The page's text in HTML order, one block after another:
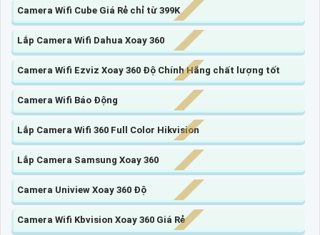
Camera Wifi Cube Giá Rẻ chỉ từ 399K
Lắp Camera Wifi Dahua Xoay 360
Camera Wifi Ezviz Xoay 360 Độ Chính Hãng chất lượng tốt
Camera Wifi Báo Động
Lắp Camera Wifi 360 Full Color Hikvision
Lắp Camera Samsung Xoay 360
Camera Uniview Xoay 360 Độ
Camera Wifi Kbvision Xoay 360 Giá Rẻ